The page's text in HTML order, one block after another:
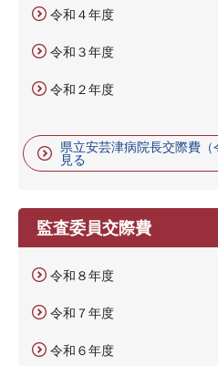
令和４年度
令和３年度
令和２年度
県立安芸津病院長交際費
見る
監査委員交際費
令和８年度
令和７年度
令和６年度